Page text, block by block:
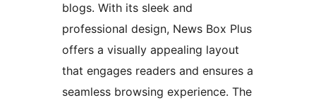
blogs. With its sleek and
professional design, News Box Plus
offers a visually appealing layout
that engages readers and ensures a
seamless browsing experience. The